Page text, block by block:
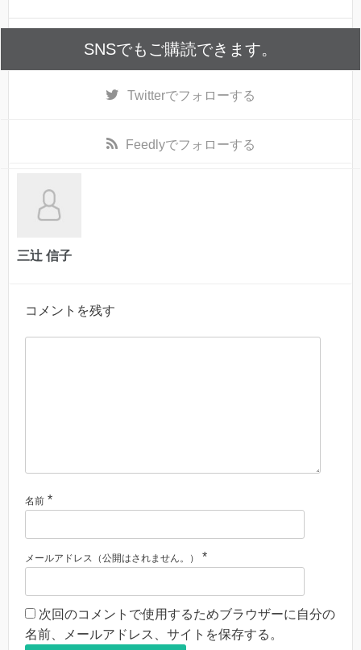
SNSでもご購読できます。
Twitterでフォローする
Feedlyでフォローする
三辻 信子
コメントを残す
名前 *
メールアドレス（公開はされません。） *
次回のコメントで使用するためブラウザーに自分の
名前、メールアドレス、サイトを保存する。